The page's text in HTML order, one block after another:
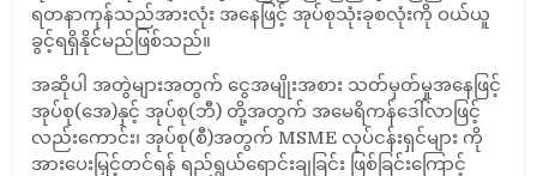
ရတနာကုန်သည်အားလုံး အနေဖြင့် အုပ်စုသုံးခုစလုံးကို ဝယ်ယူ
ခွင့်ရရှိနိုင်မည်ဖြစ်သည်။
အဆိုပါ အတွဲများအတွက် ငွေအမျိုးအစား သတ်မှတ်မှုအနေဖြင့်
အုပ်စု(အေ)နှင့် အုပ်စု(ဘီ) တို့အတွက် အမေရိကန်ဒေါ်လာဖြင့်
လည်းကောင်း၊ အုပ်စု(စီ)အတွက် MSME လုပ်ငန်းရှင်များ ကို
အားပေးမြှင့်တင်ရန် ရည်ရွယ်ရောင်းချခြင်း ဖြစ်ခြင်းကြောင့်